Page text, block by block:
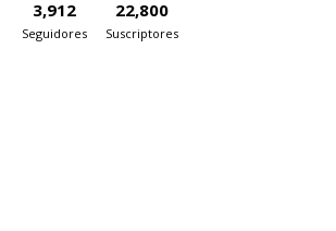
3,912
Seguidores
22,800
Suscriptores